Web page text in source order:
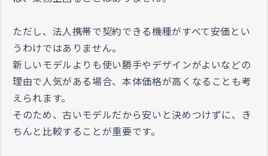
ただし、法人携帯で契約できる機種がすべて安価とい
うわけではありません。
新しいモデルよりも使い勝手やデザインがよいなどの
理由で人気がある場合、本体価格が高くなることも考
えられます。
そのため、古いモデルだから安いと決めつけずに、き
ちんと比較することが重要です。